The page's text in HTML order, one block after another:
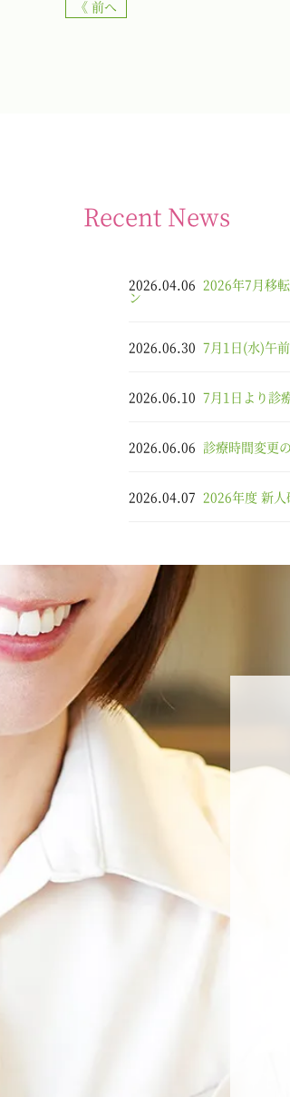
《 前へ
Recent News
2026.04.06 2026年7月移
ン
2026.06.30 7月1日(水)午
2026.06.10 7月1日より診
2026.06.06 診療時間変更
2026.04.07 2026年度 新人